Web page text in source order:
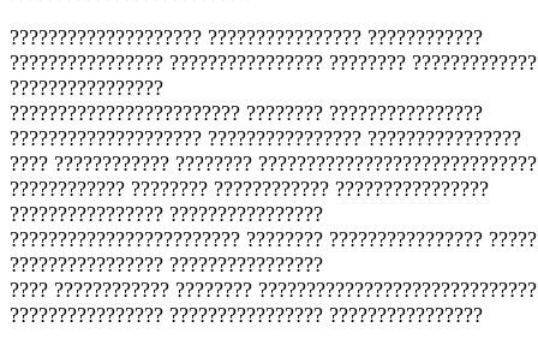
???????????????????? ???????????????? ????????????
???????????????? ???????????????? ????????
????????????????
???????????????????????? ???????? ????????????????
???????????????????? ???????????????? ????????????????
???? ???????????? ????????
???????????? ???????? ???????????? ????????????????
???????????????? ????????????????
???????????????????????? ???????? ????????????????
???????????????? ????????????????
???? ???????????? ????????
???????????????? ???????????????? ????????????????